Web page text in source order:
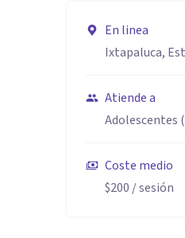
Comunicación asertiva
Capacidad de análisis
En linea
Ixtapaluca,
Atiende a
Adolescentes
Coste medio
$200 / sesión